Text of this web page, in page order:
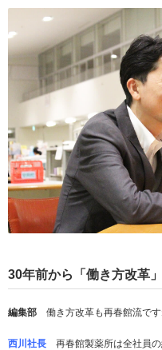
30年前から「働き方改革
編集部 働き方改革も再春館流です
西川社長 再春館製薬所は全社員